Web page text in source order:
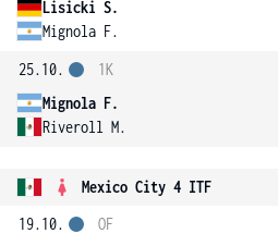
Lisicki S.
Mignola F.
25.10.
Mignola F.
Riveroll M.
1K
Mexico City 4 ITF
19.10.
OF